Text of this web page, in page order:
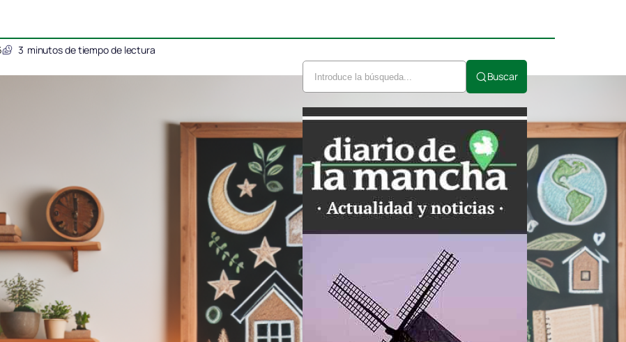
3 minutos de tiempo de lectura
Buscar